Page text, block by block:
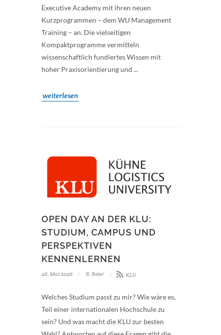
Executive Academy mit ihren neuen
Kurzprogrammen – dem WU Management
Training – an. Die vielseitigen
Kompaktprogramme vermitteln
wissenschaftlich fundiertes Wissen mit
hoher Praxisorientierung und ...
weiterlesen
OPEN DAY AN DER KLU:
STUDIUM, CAMPUS UND
PERSPEKTIVEN
KENNENLERNEN
26. Mai 2026 B. Beier KLU
Welches Studium passt zu mir? Wie wäre es,
Teil einer internationalen Hochschule zu
sein? Und was macht die KLU zur besten